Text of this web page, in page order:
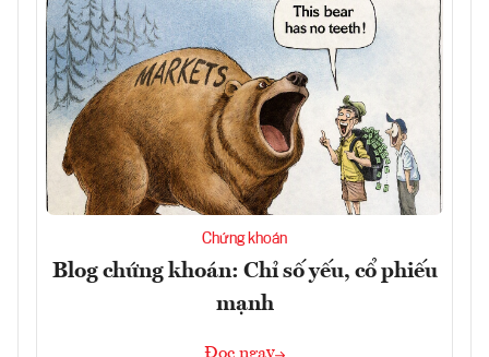
Chứng khoán
Blog chứng khoán: Chỉ số yếu, cổ phiếu
mạnh